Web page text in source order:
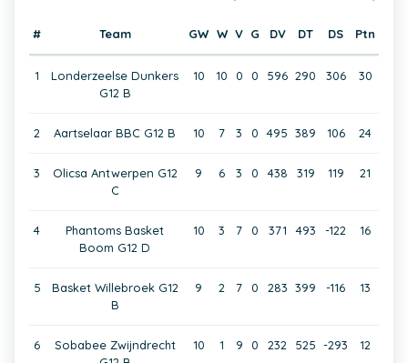
# Team GW W V G DV DT DS Ptn
1
Londerzeelse Dunkers
G12 B
10 10 0 0 596 290 306 30
2 Aartselaar BBC G12 B 10 7 3 0 495 389 106 24
3
Olicsa Antwerpen G12
C
9 6 3 0 438 319 119 21
4
Phantoms Basket
Boom G12 D
10 3 7 0 371 493 -122 16
5
Basket Willebroek G12
B
9 2 7 0 283 399 -116 13
6
Sobabee Zwijndrecht
10 1 9 0 232 525 -293 12